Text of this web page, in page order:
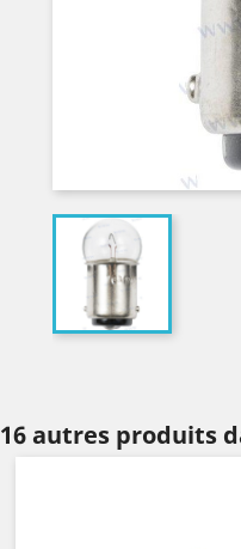
16 autres produits